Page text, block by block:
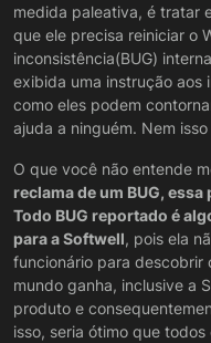
medida paleativa, é tratar
que ele precisa reiniciar o
inconsistência(BUG)
exibida uma instrução aos
como eles podem
ajuda a ninguém. Nem
O que você não entende
reclama de um BUG,
Todo BUG reportado é
para a Softwell, pois ela
funcionário para descobrir
mundo ganha, inclusive a
produto e
isso, seria ótimo que